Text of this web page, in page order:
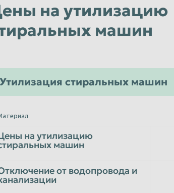
Старый Оскол
Сызрань
Улан-Удэ
Уфа
Чита
Ярославль
на утилизацию
машин
Утилизация стиральных машин
на утилизацию
машин
от водопровода и